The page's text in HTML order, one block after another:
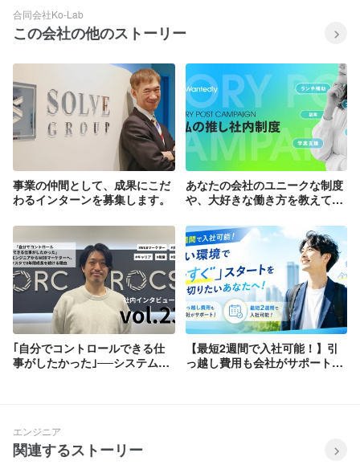
合同会社Ko-Lab
この会社の他のストーリー
事業の仲間として、成果にこだ
わるインターンを募集します。
あなたの会社のユニークな制度
や、大好きな働き方を教えてく
社内制度」でストーリーを募集
します！
｢自分でコントロールできる仕
事がしたかった｣──システムエ
【最短2週間で入社可能！】引
っ越し費用も会社がサポート。
エンジニア
関連するストーリー